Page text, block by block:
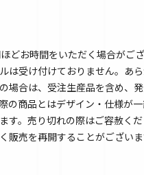
どお時間をいただく場合がござ
は受け付けておりません。あ
場合は、受注生産品を含め、
の商品とはデザイン・仕様が一
す。売り切れの際はご容赦く
販売を再開することがござい